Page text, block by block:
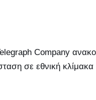
Company
σε εθνική